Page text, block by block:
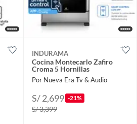
INDURAMA
Cocina Montecarlo Zafiro
Croma 5 Hornillas
Por Nueva Era Tv & Audio
S/ 2,699 -21%
S/ 3,399